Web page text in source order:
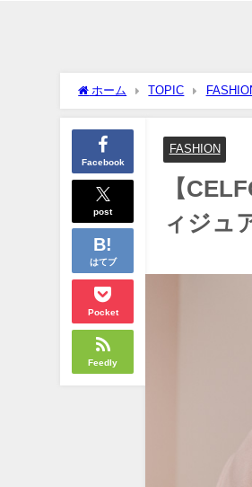
ホーム TOPIC
Facebook
post
はてブ
Pocket
Feedly
FASHION
【
ィジュ